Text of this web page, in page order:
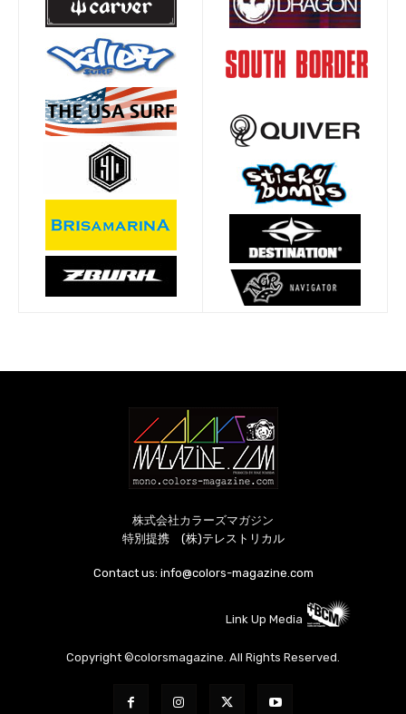
株式会社カラーズマガジン
特別提携 (株)テレストリカル
Contact us: info@colors-magazine.com
Link Up Media
Copyright ©colorsmagazine. All Rights Reserved.